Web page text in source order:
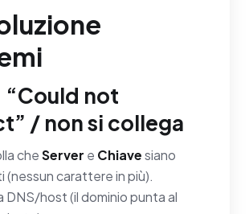
not
/ non si collega
cheServer e Chiavesiano
(nessun carattere in più).
DNS/host (il dominio punta al